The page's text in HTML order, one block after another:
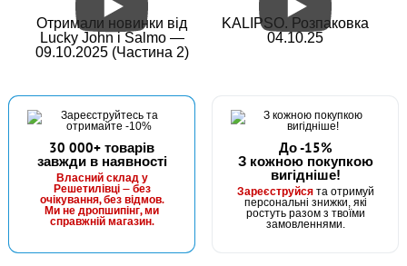
Отримали новинки від
Lucky John і Salmo —
09.10.2025 (Частина 2)
KALIPSO. Розпаковка
04.10.25
30 000+ товарів
завжди в наявності
Власний склад у
Решетилівці — без
очікування, без відмов.
Ми не дропшипінг, ми
справжній магазин.
До -15%
З кожною покупкою
вигідніше!
Зареєструйсята отримуй
персональні знижки, які
ростуть разом з твоїми
замовленнями.